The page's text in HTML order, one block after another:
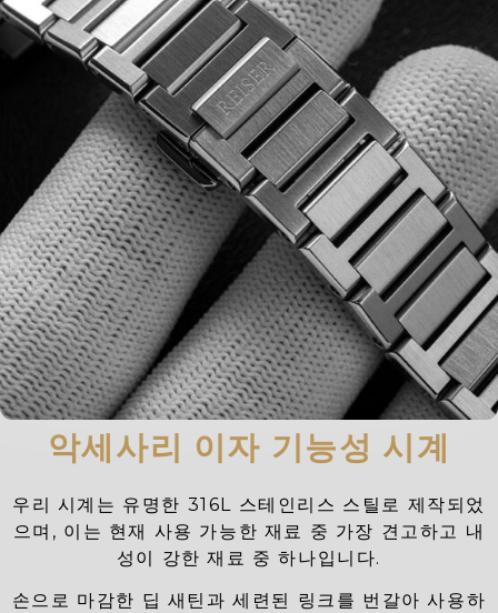
악세사리 이자 기능성 시계
우리 시계는 유명한 316L 스테인리스 스틸로 제작되었
으며, 이는 현재 사용 가능한 재료 중 가장 견고하고 내
성이 강한 재료 중 하나입니다.
손으로 마감한 딥 새틴과 세련된 링크를 번갈아 사용하